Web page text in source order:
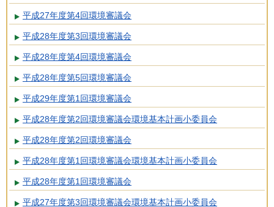
平成27年度第4回環境審議会
平成28年度第3回環境審議会
平成28年度第4回環境審議会
平成28年度第5回環境審議会
平成29年度第1回環境審議会
平成28年度第2回環境審議会環境基本計画小委員会
平成28年度第2回環境審議会
平成28年度第1回環境審議会環境基本計画小委員会
平成28年度第1回環境審議会
平成27年度第3回環境審議会環境基本計画小委員会